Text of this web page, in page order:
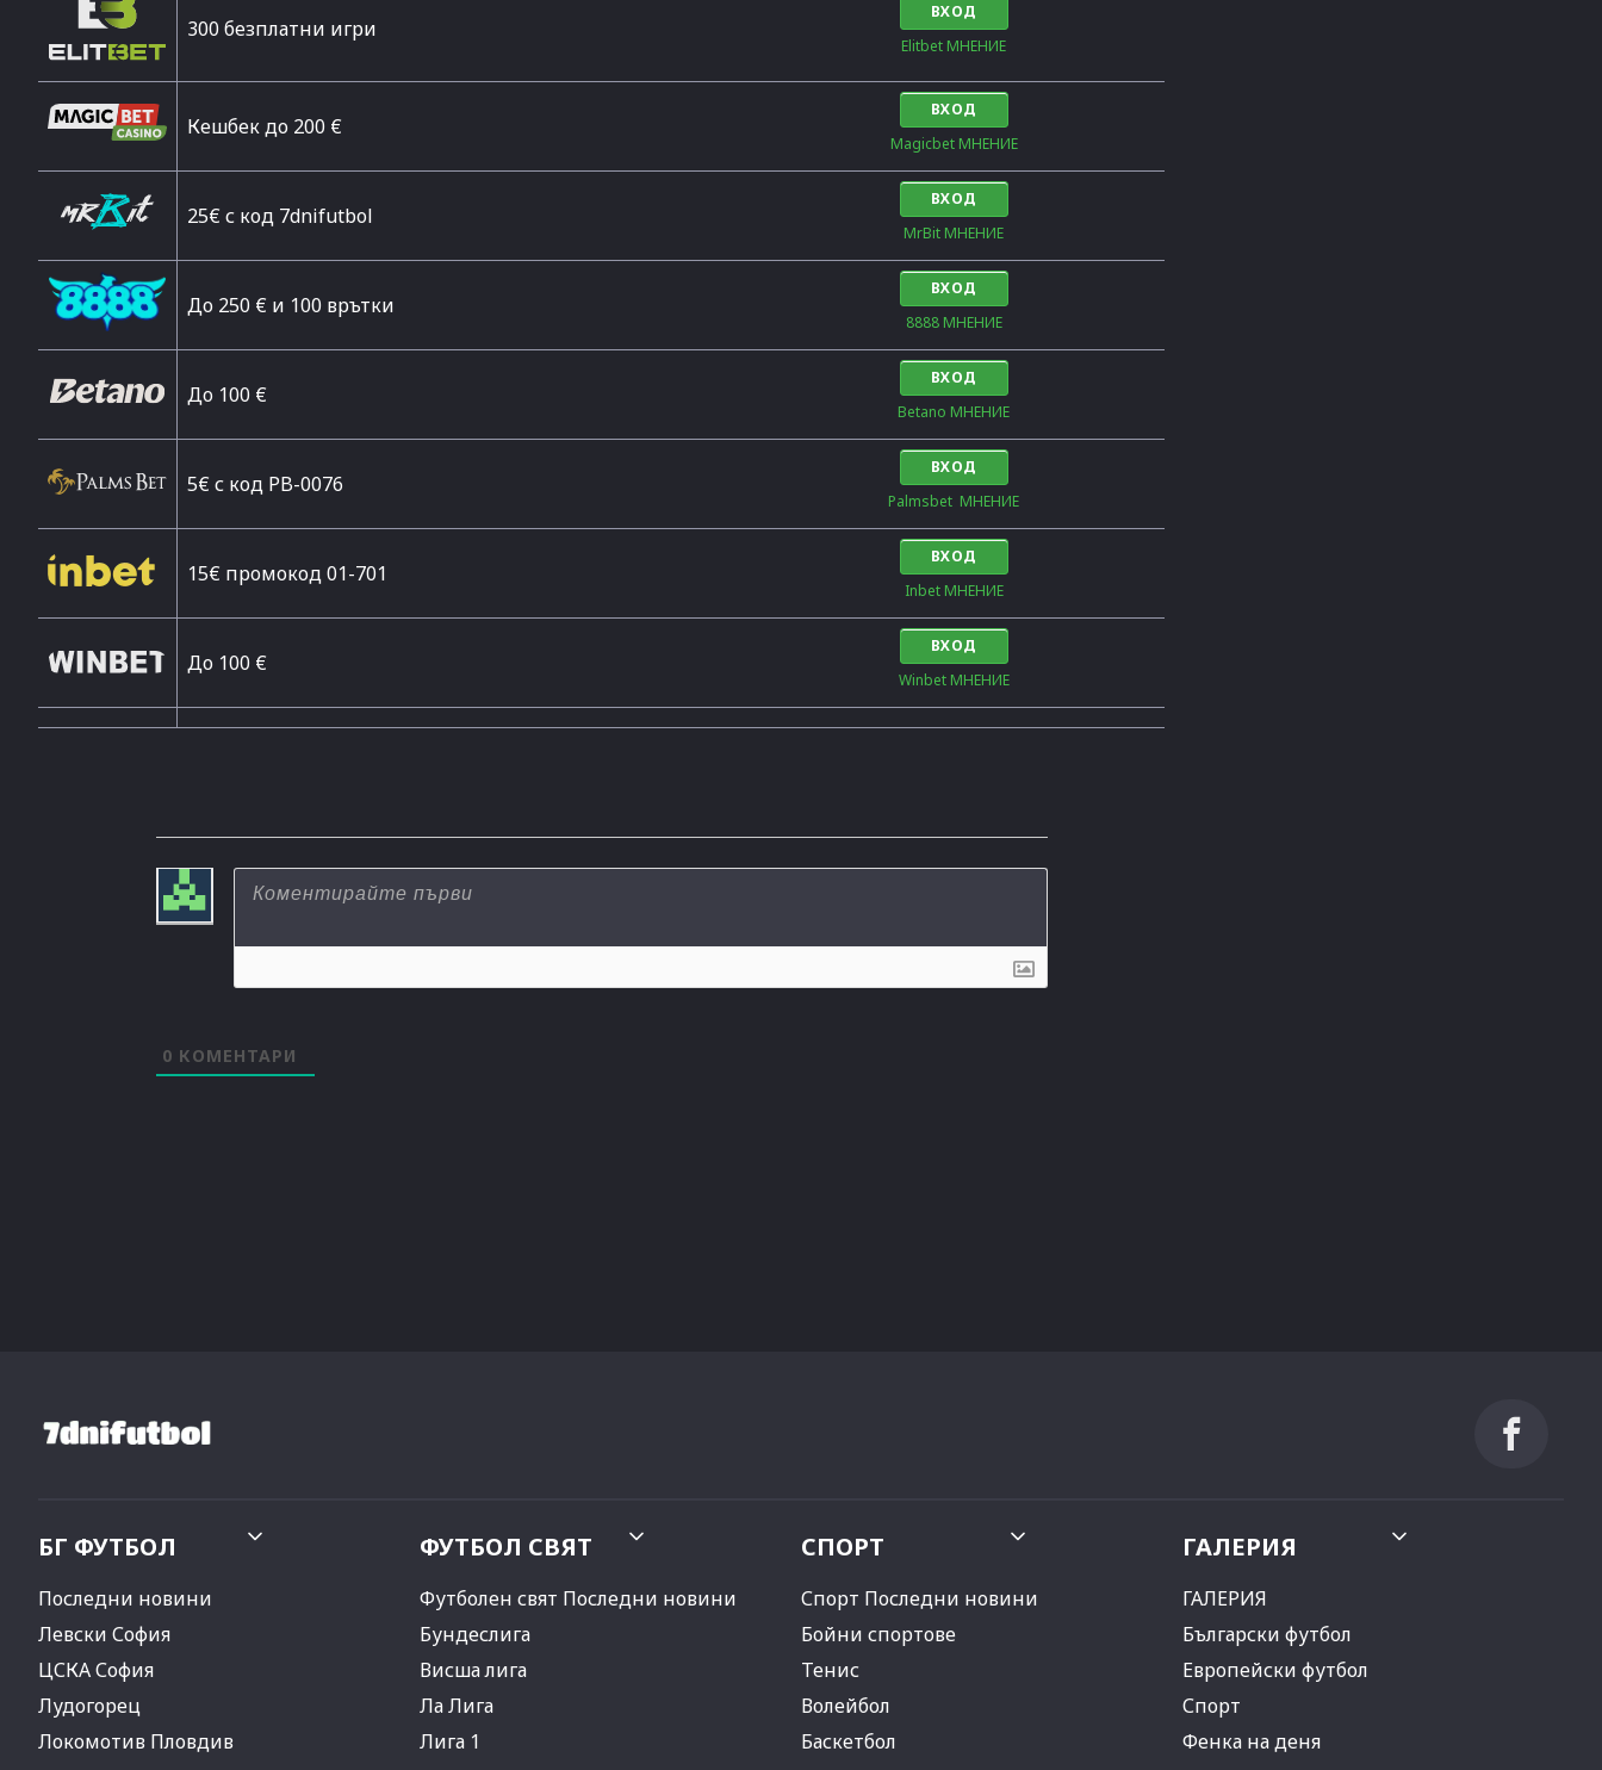
300 безплатни игри
ВХОД
Elitbet МНЕНИЕ
Кешбек до 200 €
ВХОД
Magicbet МНЕНИЕ
25€ с код 7dnifutbol
ВХОД
MrBit МНЕНИЕ
До 250 € и 100 врътки
ВХОД
8888 МНЕНИЕ
Дo 100 €
ВХОД
Betano МНЕНИЕ
5€ с код PB-0076
ВХОД
Palmsbet  МНЕНИЕ
15€ промокод 01-701
ВХОД
Inbet МНЕНИЕ
До 100 €
ВХОД
Winbet МНЕНИЕ
0 КОМЕНТАРИ
БГ ФУТБОЛ
Последни новини
Левски София
ЦСКА София
Лудогорец
Локомотив Пловдив
ФУТБОЛ СВЯТ
Футболен свят Последни новини
Бундеслига
Висша лига
Ла Лига
Лига 1
СПОРТ
Спорт Последни новини
Бойни спортове
Тенис
Волейбол
Баскетбол
ГАЛЕРИЯ
ГАЛЕРИЯ
Български футбол
Европейски футбол
Спорт
Фенка на деня